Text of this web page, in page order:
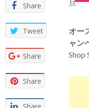
Share
Tweet
Share
Share
オー
ャン
Shop